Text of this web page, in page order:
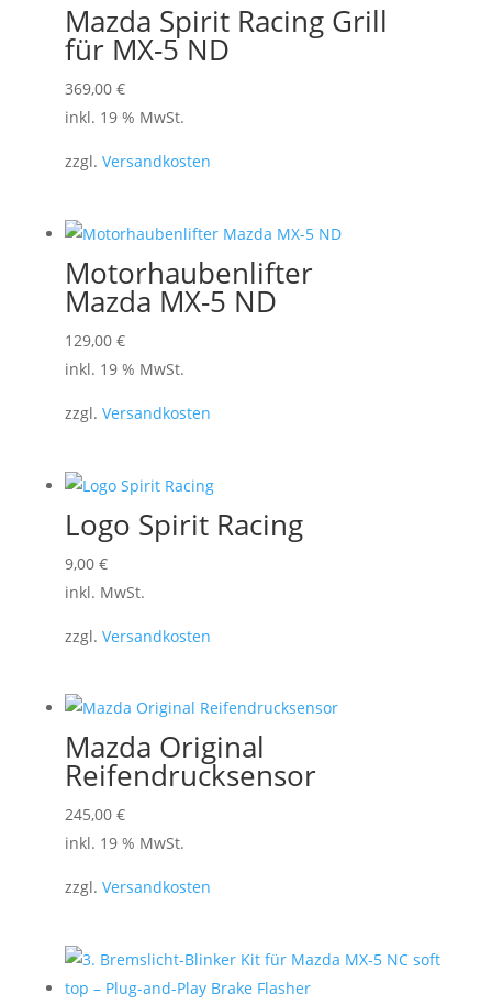
Mazda Spirit Racing Grill
für MX-5 ND
369,00 €
inkl. 19 % MwSt.
zzgl. Versandkosten
Motorhaubenlifter
Mazda MX-5 ND
129,00 €
inkl. 19 % MwSt.
zzgl. Versandkosten
Logo Spirit Racing
9,00 €
mehrere
auf.
Die
Optionen
können
der
Produktseite
inkl. MwSt.
zzgl. Versandkosten
Mazda Original
Reifendrucksensor
245,00 €
inkl. 19 % MwSt.
zzgl. Versandkosten